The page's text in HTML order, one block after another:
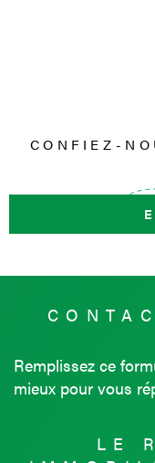
CONFIEZ-
Remplissez ce
mieux pour vous
LE